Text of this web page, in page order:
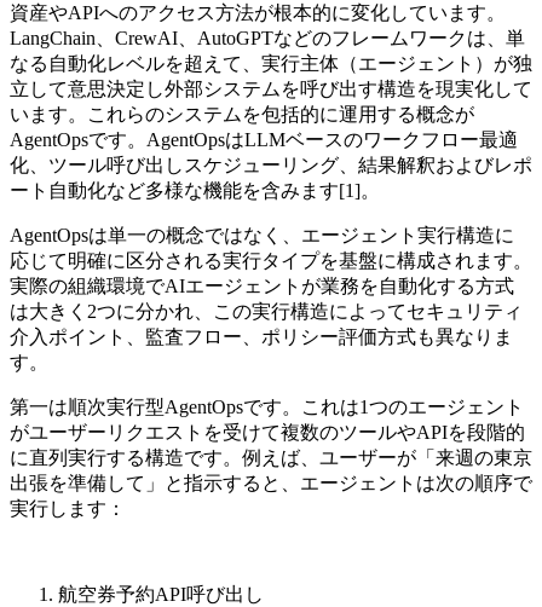
資産やAPIへのアクセス方法が根本的に変化しています。
LangChain、CrewAI、AutoGPTなどのフレームワークは、単
なる自動化レベルを超えて、実行主体（エージェント）が独
立して意思決定し外部システムを呼び出す構造を現実化して
います。これらのシステムを包括的に運用する概念が
AgentOpsです。AgentOpsはLLMベースのワークフロー最適
化、ツール呼び出しスケジューリング、結果解釈およびレポ
ート自動化など多様な機能を含みます[1]。
AgentOpsは単一の概念ではなく、エージェント実行構造に
応じて明確に区分される実行タイプを基盤に構成されます。
実際の組織環境でAIエージェントが業務を自動化する方式
は大きく2つに分かれ、この実行構造によってセキュリティ
介入ポイント、監査フロー、ポリシー評価方式も異なりま
す。
第一は順次実行型AgentOpsです。これは1つのエージェント
がユーザーリクエストを受けて複数のツールやAPIを段階的
に直列実行する構造です。例えば、ユーザーが「来週の東京
出張を準備して」と指示すると、エージェントは次の順序で
実行します：
航空券予約API呼び出し